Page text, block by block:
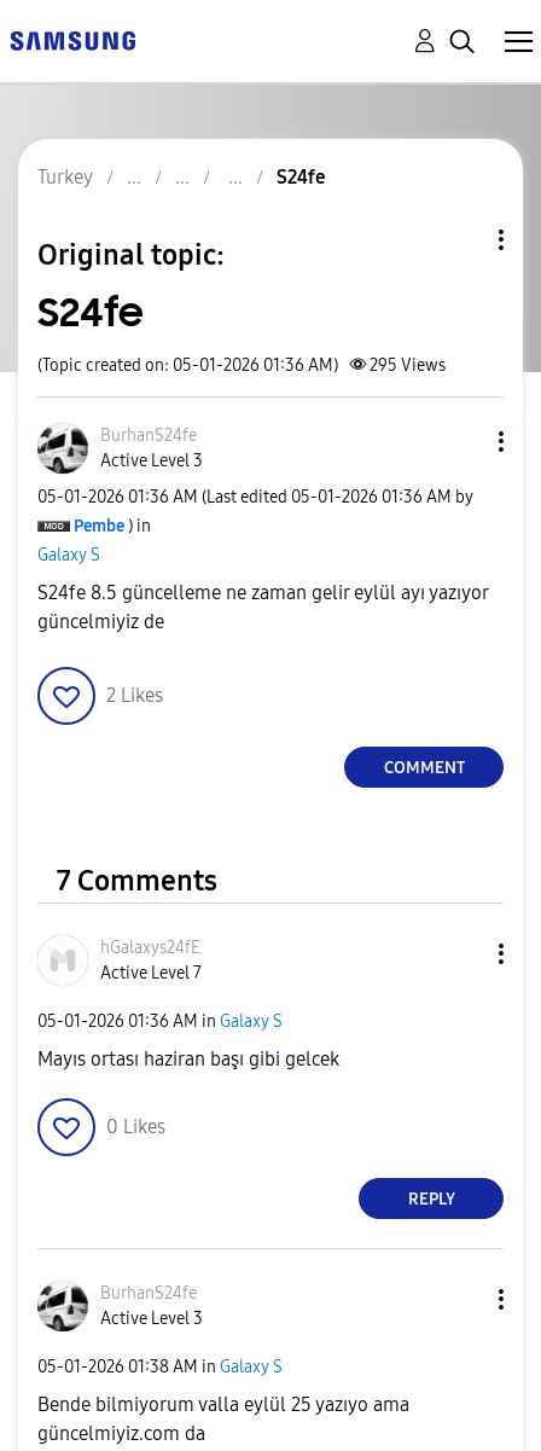
Turkey S24fe
Original topic:
S24fe
(Topic created on: 05-01-2026 01:36 AM) 295 Views
BurhanS24fe
Active Level 3
‎05-01-2026 01:36 AM (Last edited ‎05-01-2026 01:36 AM by
Pembe ) in
Galaxy S
S24fe 8.5 güncelleme ne zaman gelir eylül ayı yazıyor
güncelmiyiz de
2 Likes
COMMENT
7 Comments
hGalaxys24fE
Active Level 7
‎05-01-2026 01:36 AM in Galaxy S
Mayıs ortası haziran başı gibi gelcek
0 Likes
REPLY
BurhanS24fe
Active Level 3
‎05-01-2026 01:38 AM in Galaxy S
Bende bilmiyorum valla eylül 25 yazıyo ama
güncelmiyiz.com da